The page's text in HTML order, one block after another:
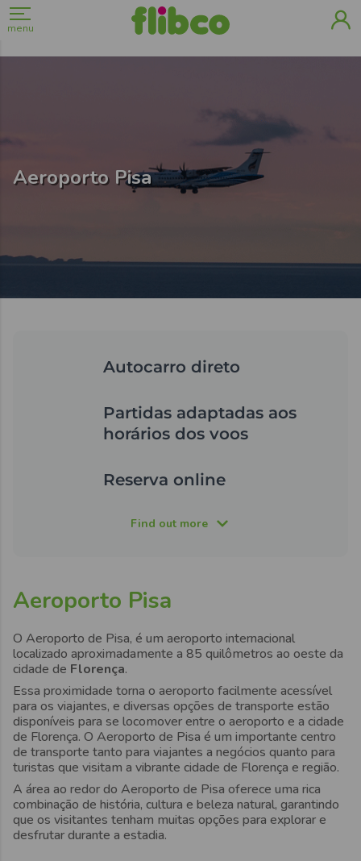
menu
Aeroporto Pisa
Autocarro direto
Partidas adaptadas aos
horários dos voos
Reserva online
Find out more
Aeroporto Pisa
O Aeroporto de Pisa, é um aeroporto internacional
localizado aproximadamente a 85 quilômetros ao oeste da
cidade de Florença.
Essa proximidade torna o aeroporto facilmente acessível
para os viajantes, e diversas opções de transporte estão
disponíveis para se locomoverentre o aeroporto e a cidade
de Florença. O Aeroporto de Pisa é um importante centro
de transporte tanto para viajantes a negócios quanto para
turistas que visitam a vibrante cidade de Florença e região.
A área ao redor do Aeroporto de Pisa oferece uma rica
combinação de história, cultura e beleza natural, garantindo
que os visitantes tenham muitas opções para explorar e
desfrutar durante a estadia.